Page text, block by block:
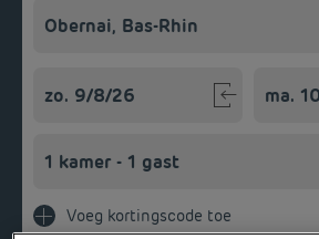
Voeg kortingscode toe